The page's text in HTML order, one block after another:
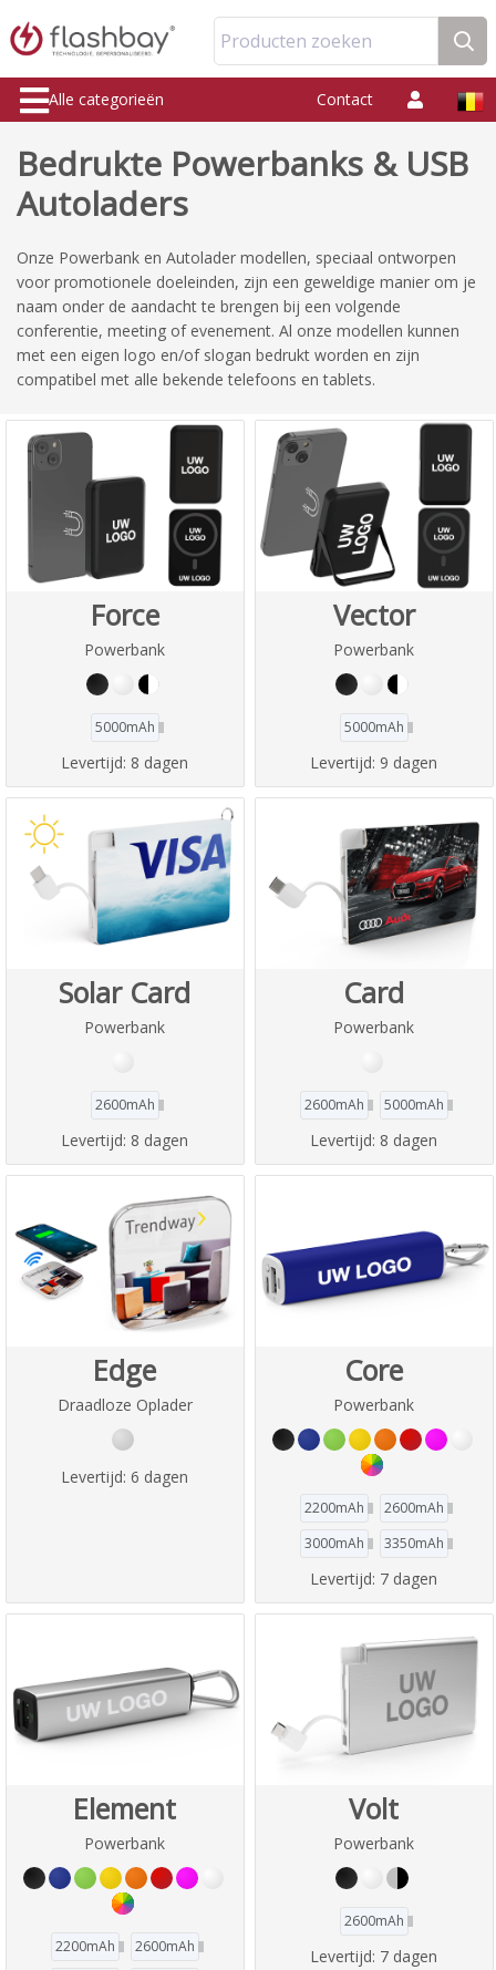
Producten zoeken
Alle categorieën Contact
Bedrukte Powerbanks & USB
Autoladers
Onze Powerbank en Autolader modellen, speciaal ontworpen
voor promotionele doeleinden, zijn een geweldige manier om je
naam onder de aandacht te brengen bij een volgende
conferentie, meeting of evenement. Al onze modellen kunnen
met een eigen logo en/of slogan bedrukt worden en zijn
compatibel met alle bekende telefoons en tablets.
Force
Powerbank
5000mAh
Levertijd: 8 dagen
Vector
Powerbank
5000mAh
Levertijd: 9 dagen
Solar Card
Powerbank
2600mAh
Levertijd: 8 dagen
Card
Powerbank
2600mAh 5000mAh
Levertijd: 8 dagen
Edge
Draadloze Oplader
Levertijd: 6 dagen
Core
Powerbank
2200mAh
2600mAh
3000mAh
3350mAh
Levertijd: 7 dagen
Element
Powerbank
2200mAh
2600mAh
Volt
Powerbank
2600mAh
Levertijd: 7 dagen